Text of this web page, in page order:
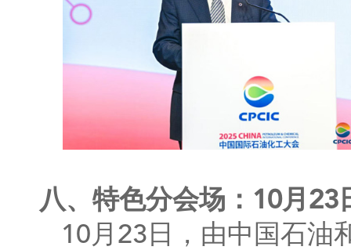
八、特色分会场：10月23
10月23日，由中国石油